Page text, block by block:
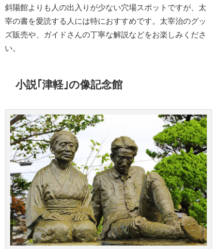
斜陽館よりも人の出入りが少ない穴場スポットですが、太
宰の書を愛読する人には特におすすめです。太宰治のグッ
ズ販売や、ガイドさんの丁寧な解説などをお楽しみくださ
い。
小説｢津軽｣の像記念館